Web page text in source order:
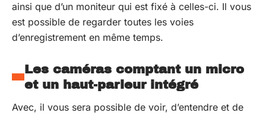
ainsi que d’un moniteur qui est fixé à celles-ci. Il vous
est possible de regarder toutes les voies
d’enregistrement en même temps.
Les caméras comptant un micro
et un haut-parleur intégré
Avec, il vous sera possible de voir, d’entendre et de